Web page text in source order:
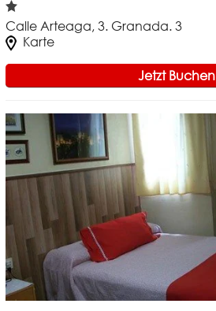
Calle Arteaga, 3. Granada. 3
Karte
Jetzt Buchen